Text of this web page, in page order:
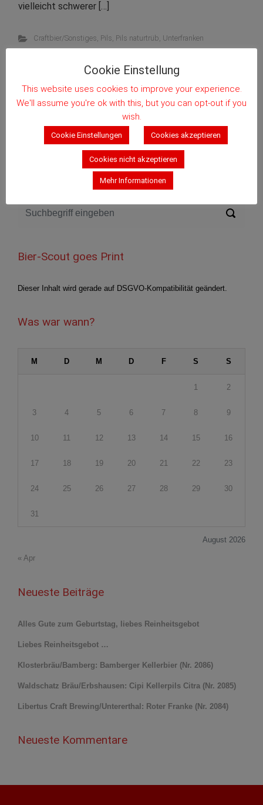
vielleicht schwerer […]
Craftbier/Sonstiges, Pils, Pils naturtrüb, Unterfranken
Weiterlesen
Suchen im Blog
Bier-Scout goes Print
Dieser Inhalt wird gerade auf DSGVO-Kompatibilität geändert.
Was war wann?
August 2026
M D M D F S S
1 2
3 4 5 6 7 8 9
10 11 12 13 14 15 16
17 18 19 20 21 22 23
24 25 26 27 28 29 30
31
« Apr
Neueste Beiträge
Alles Gute zum Geburtstag, liebes Reinheitsgebot
Liebes Reinheitsgebot …
Klosterbräu/Bamberg: Bamberger Kellerbier (Nr. 2086)
Waldschatz Bräu/Erbshausen: Cipi Kellerpils Citra (Nr. 2085)
Libertus Craft Brewing/Untererthal: Roter Franke (Nr. 2084)
Neueste Kommentare
Cookie Einstellung
This website uses cookies to improve your experience.
We'll assume you're ok with this, but you can opt-out if you
wish.
Cookie Einstellungen Cookies akzeptieren
Cookies nicht akzeptieren
Mehr Informationen